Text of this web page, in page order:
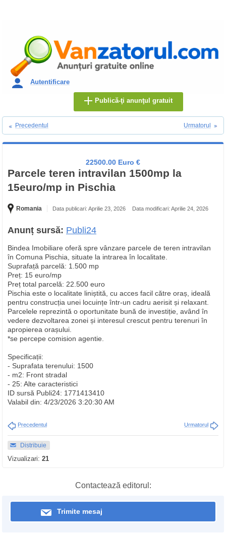
Autentificare
Publică-ţi anunţul gratuit
Precedentul Urmatorul
22500.00 Euro €
Parcele teren intravilan 1500mp la
15euro/mp in Pischia
Romania Data publicari: Aprilie 23, 2026 Data modificari: Aprilie 24, 2026
Anunț sursă: Publi24
Bindea Imobiliare oferă spre vânzare parcele de teren intravilan
în Comuna Pischia, situate la intrarea în localitate.
Suprafață parcelă: 1.500 mp
Preț: 15 euro/mp
Preț total parcelă: 22.500 euro
Pischia este o localitate liniștită, cu acces facil către oraș, ideală
pentru construcția unei locuințe într-un cadru aerisit și relaxant.
Parcelele reprezintă o oportunitate bună de investiție, având în
vedere dezvoltarea zonei și interesul crescut pentru terenuri în
apropierea orașului.
*se percepe comision agentie.
Specificații:
- Suprafata terenului: 1500
- m2: Front stradal
- 25: Alte caracteristici
ID sursă Publi24: 1771413410
Valabil din: 4/23/2026 3:20:30 AM
Precedentul Urmatorul
Distribuie
Vizualizari: 21
Contactează editorul:
Trimite mesaj